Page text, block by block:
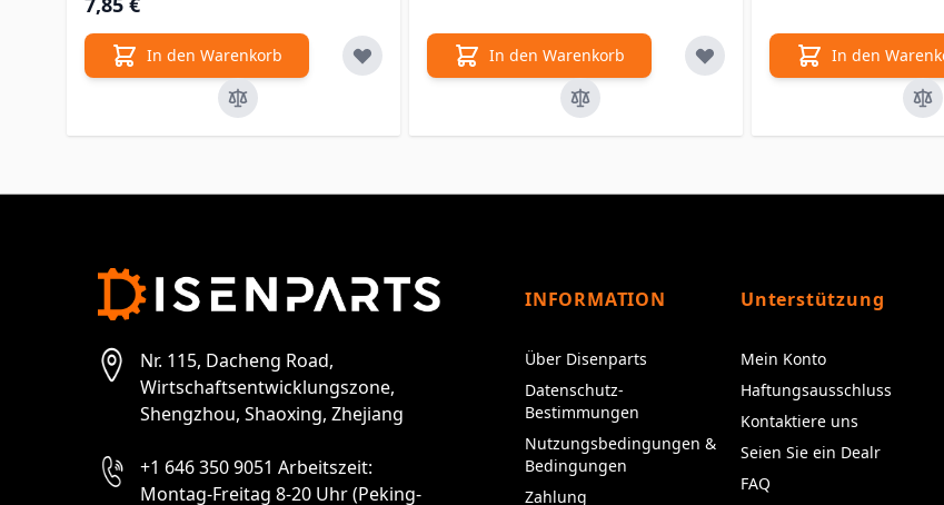
In den Warenkorb In den Warenkorb In den
Nr. 115, Dacheng Road,
Wirtschaftsentwicklungszone,
Shengzhou, Shaoxing, Zhejiang
+1 646 350 9051 Arbeitszeit:
Montag-Freitag 8-20 Uhr (Peking-
INFORMATION
Über Disenparts
Datenschutz-
Bestimmungen
Nutzungsbedingungen &
Bedingungen
Zahlung
Unterstützung
Mein Konto
Haftungsausschluss
Kontaktiere uns
Seien Sie ein Dealr
FAQ